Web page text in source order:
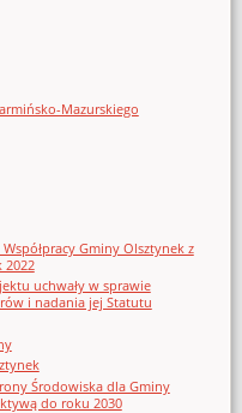
Mazurskiego
Gminy Olsztynek z
2022
uchwały w sprawie
i nadania jej Statutu
Środowiska dla Gminy
do roku 2030